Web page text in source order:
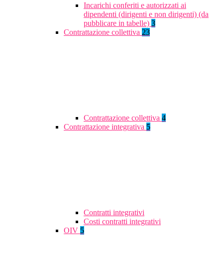
Incarichi conferiti e autorizzati ai
dipendenti (dirigenti e non dirigenti) (da
pubblicare in tabelle) 3
Contrattazione collettiva 23
Contrattazione collettiva 4
Contrattazione integrativa 5
Contratti integrativi
Costi contratti integrativi
OIV 5